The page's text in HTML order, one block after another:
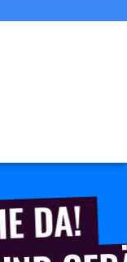
DA!